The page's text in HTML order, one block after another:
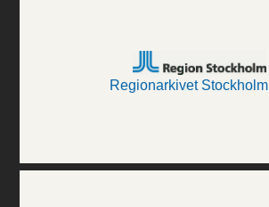
Regionarkivet Stockholm